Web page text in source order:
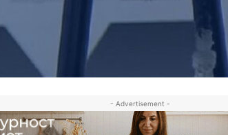
- Advertisement -